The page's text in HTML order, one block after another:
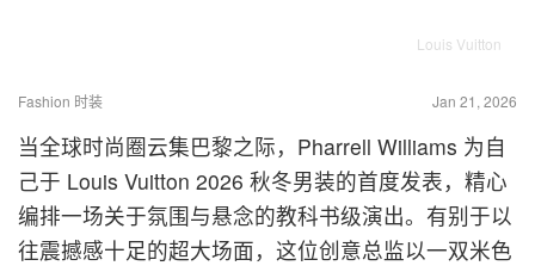
Louis Vuitton
Fashion 时装 Jan 21, 2026
当全球时尚圈云集巴黎之际，Pharrell Williams 为自
己于 Louis Vuitton 2026 秋冬男装的首度发表，精心
编排一场关于氛围与悬念的教科书级演出。有别于以
往震撼感十足的超大场面，这位创意总监以一双米色